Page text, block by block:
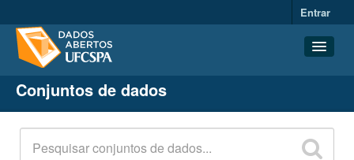
Entrar
Conjuntos de dados
Organizações
Grupos
Conjuntos de dados